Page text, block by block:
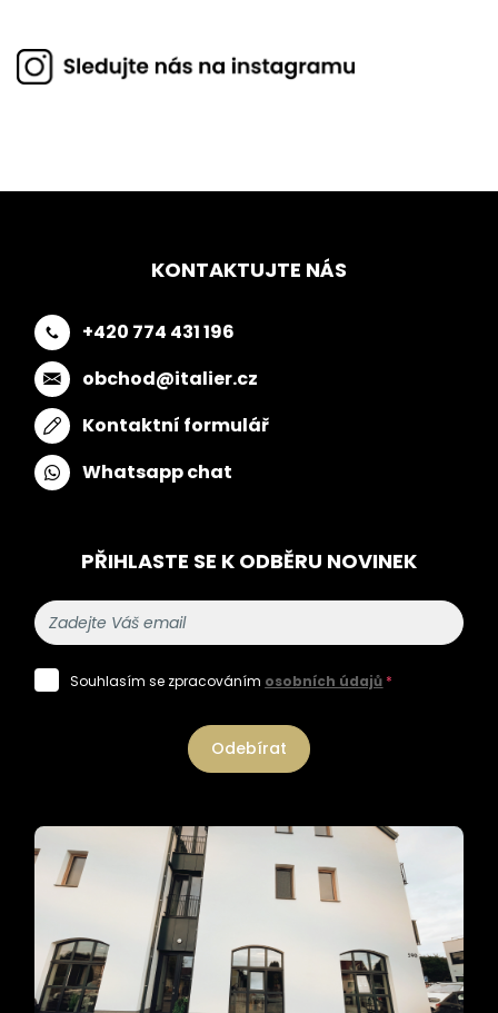
KONTAKTUJTE NÁS
+420 774 431 196
obchod@italier.cz
Kontaktní formulář
Whatsapp chat
PŘIHLASTE SE K ODBĚRU NOVINEK
Souhlasím se zpracováním osobních údajů *
Odebírat